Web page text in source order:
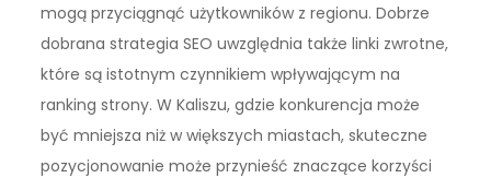
mogą przyciągnąć użytkowników z regionu. Dobrze
dobrana strategia SEO uwzględnia także linki zwrotne,
które są istotnym czynnikiem wpływającym na
ranking strony. W Kaliszu, gdzie konkurencja może
być mniejsza niż w większych miastach, skuteczne
pozycjonowanie może przynieść znaczące korzyści